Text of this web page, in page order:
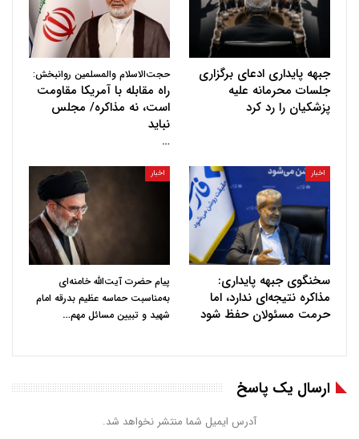
جبهه پایداری ادعای برگزاری
جلسات محرمانه علیه
پزشکیان را رد کرد
حجت‌الاسلام والمسلمین روانبخش:
راه مقابله با آمریکا مقاومت
است، نه مذاکره/ مجلس
نباید
…
اخبار
سخنگوی جبهه پایداری:
مذاکره نتیجه‌ای ندارد، اما
حرمت مسئولان حفظ شود
اخبار
پیام حضرت آیت‌الله خامنه‌ای
به‌مناسبت حماسه عظیم بدرقه امام
شهید و تبیین مسائل مهم…
ارسال یک پاسخ
آدرس ایمیل شما منتشر نخواهد شد.